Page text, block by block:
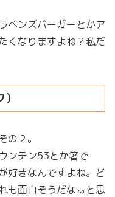
ベンズバーガーとかア
くなりますよね？私だ
の２。
ンテン53とか箸で
好きなんですよね。ど
も面白そうだなぁと思